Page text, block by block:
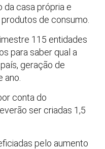
da casa própria e
de consumo.
115 entidades
para saber qual a
geração de
ano.
conta do
ser criadas 1,5
pelo aumento